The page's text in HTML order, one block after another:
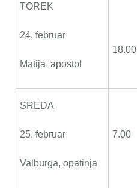
TOREK
24. februar
Matija, apostol
18.00
SREDA
25. februar
Valburga, opatinja
7.00